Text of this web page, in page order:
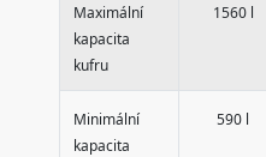
Maximální
kapacita
kufru
1560 l
Minimální
kapacita
590 l